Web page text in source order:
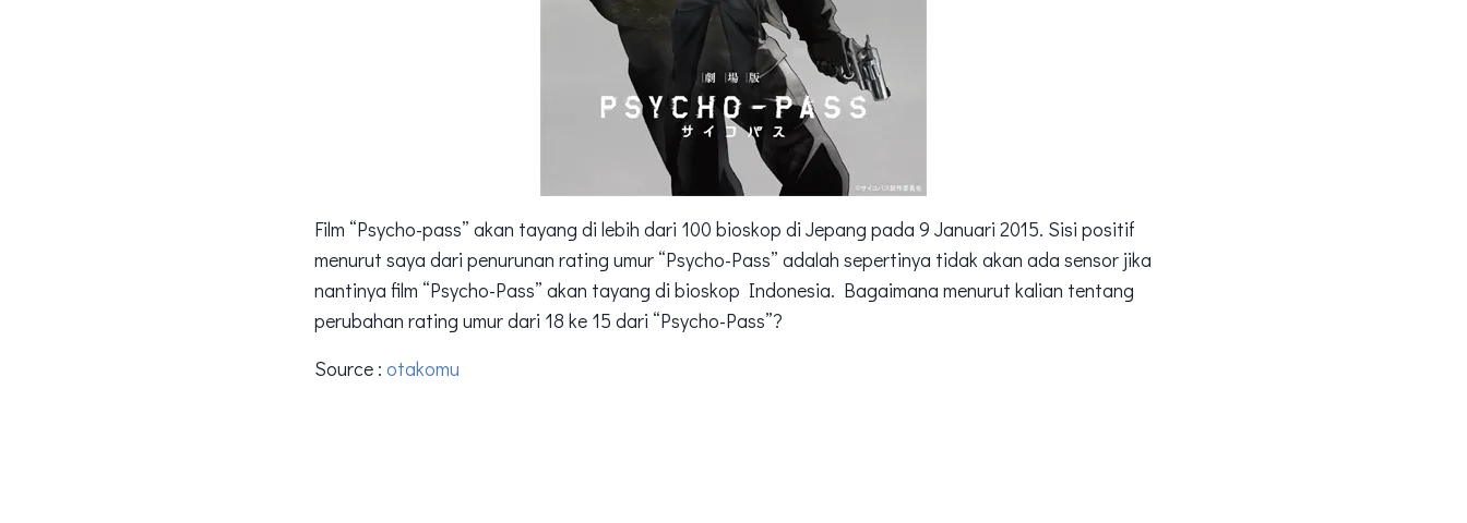
Film “Psycho-pass” akan tayang di lebih dari 100 bioskop di Jepang pada 9 Januari 2015. Sisi positif
menurut saya dari penurunan rating umur “Psycho-Pass” adalah sepertinya tidak akan ada sensor jika
nantinya film “Psycho-Pass” akan tayang di bioskop Indonesia. Bagaimana menurut kalian tentang
perubahan rating umur dari 18 ke 15 dari “Psycho-Pass”?
Source : otakomu